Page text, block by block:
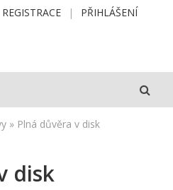
REGISTRACE PŘIHLÁŠENÍ
» Plná důvěra v disk
disk